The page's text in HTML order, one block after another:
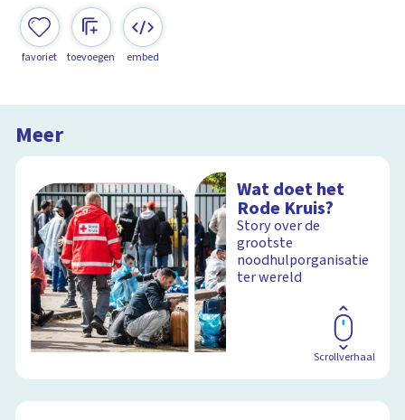
favoriet toevoegen embed
Meer
Wat doet het
Rode Kruis?
Story over de
grootste
noodhulporganisatie
ter wereld
Scrollverhaal